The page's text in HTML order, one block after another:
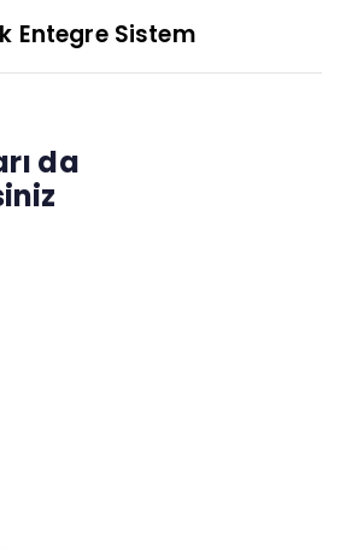
Entegre Sistem
da